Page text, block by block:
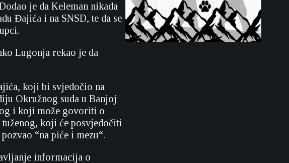
je da Keleman nikada
Đajića i na SNSD, te da se
Lugonja rekao je da
koji bi svjedočio na
Okružnog suda u Banjoj
i koji može govoriti o
koji će posvjedočiti
“na piće i mezu“.
informacija o